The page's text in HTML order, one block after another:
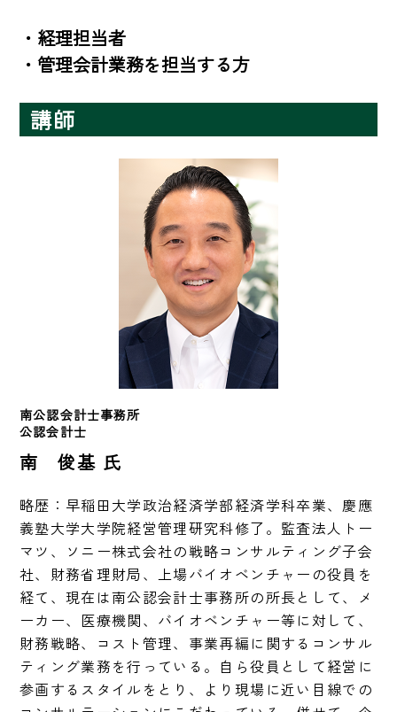
・経理担当者
・管理会計業務を担当する方
講師
南公認会計士事務所
公認会計士
南 俊基 氏
略歴：早稲田大学政治経済学部経済学科卒業、慶應
義塾大学大学院経営管理研究科修了。監査法人トー
マツ、ソニー株式会社の戦略コンサルティング子会
社、財務省理財局、上場バイオベンチャーの役員を
経て、現在は南公認会計士事務所の所長として、メ
ーカー、医療機関、バイオベンチャー等に対して、
財務戦略、コスト管理、事業再編に関するコンサル
ティング業務を行っている。自ら役員として経営に
参画するスタイルをとり、より現場に近い目線での